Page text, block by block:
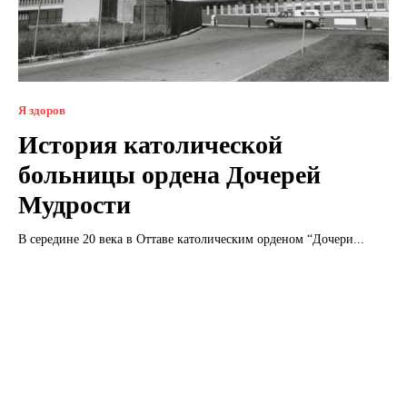
Я здоров
История католической
больницы ордена Дочерей
Мудрости
В середине 20 века в Оттаве католическим орденом “Дочери...